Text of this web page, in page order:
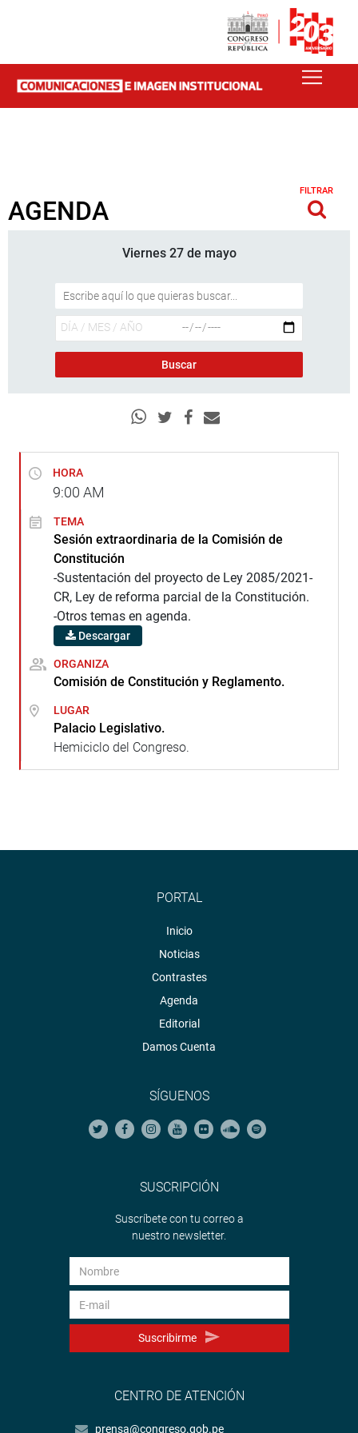
AGENDA
FILTRAR
Viernes 27 de mayo
HORA
9:00 AM
TEMA
Sesión extraordinaria de la Comisión de
Constitución
-Sustentación del proyecto de Ley 2085/2021-
CR, Ley de reforma parcial de la Constitución.
-Otros temas en agenda.
Descargar
ORGANIZA
Comisión de Constitución y Reglamento.
LUGAR
Palacio Legislativo.
Hemiciclo del Congreso.
PORTAL
Inicio
Noticias
Contrastes
Agenda
Editorial
Damos Cuenta
SÍGUENOS
SUSCRIPCIÓN
Suscríbete con tu correo a
nuestro newsletter.
Suscribirme
CENTRO DE ATENCIÓN
prensa@congreso.gob.pe